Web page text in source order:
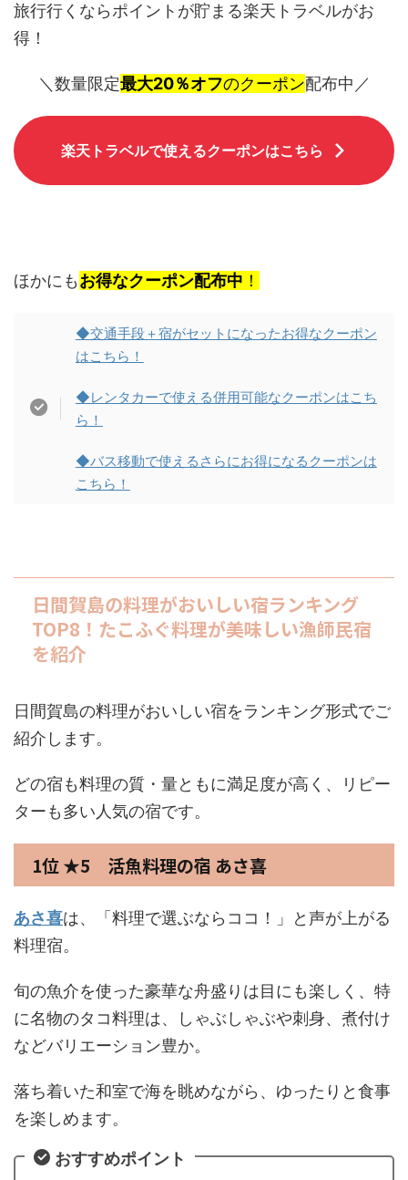
旅行行くならポイントが貯まる楽天トラベルがお
得！
＼数量限定最大20％オフのクーポン配布中／
楽天トラベルで使えるクーポンはこちら
ほかにもお得なクーポン配布中 ！
◆交通手段＋宿がセットになったお得なクーポン
はこちら！
◆レンタカーで使える併用可能なクーポンはこち
ら！
◆バス移動で使えるさらにお得になるクーポンは
こちら！
日間賀島の料理がおいしい宿ランキング
TOP8！たこふぐ料理が美味しい漁師民宿
を紹介
日間賀島の料理がおいしい宿をランキング形式でご
紹介します。
どの宿も料理の質・量ともに満足度が高く、リピー
ターも多い人気の宿です。
1位 ★5 活魚料理の宿 あさ喜
あさ喜は、「料理で選ぶならココ！」と声が上がる
料理宿。
旬の魚介を使った豪華な舟盛りは目にも楽しく、特
に名物のタコ料理は、しゃぶしゃぶや刺身、煮付け
などバリエーション豊か。
落ち着いた和室で海を眺めながら、ゆったりと食事
を楽しめます。
おすすめポイント